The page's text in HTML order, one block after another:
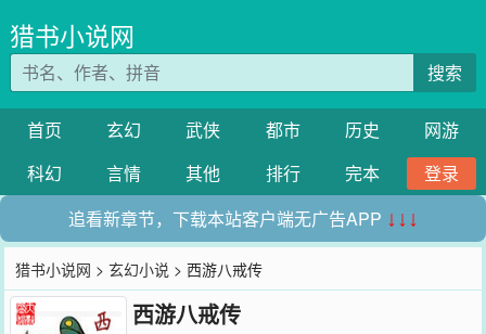
猎书小说网
搜索
首页 玄幻 武侠 都市 历史
网游
科幻
言情 其他 排行 完本
登录
追看新章节，下载本站客户端无广告APP ↓↓↓
猎书小说网 >玄幻小说 > 西游八戒传
西游八戒传